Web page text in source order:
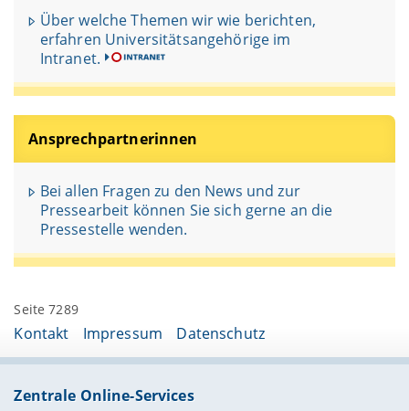
Über welche Themen wir wie berichten,
erfahren Universitätsangehörige im
Intranet.
Ansprechpartnerinnen
Bei allen Fragen zu den News und zur
Pressearbeit können Sie sich gerne an die
Pressestelle wenden.
Seite 7289
Kontakt Impressum Datenschutz
Zentrale Online-Services